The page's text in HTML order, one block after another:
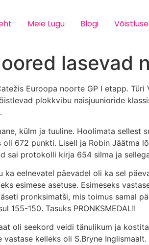
Meie Lugu Blogi
lasevad
Euroopa noorte GP I etapp.
plokkvibu naisjuunioride
külm ja tuuline. Hoolimata
oli 672 punkti. Lisell ja Robin Jäätma
sai protokolli kirja 654 silma ja
ka eelnevatel päevadel oli ka sel
esimese asetuse. Esimeseks
pronksimatši, mis toimus samal
155-150. Tasuks PRONKSMEDAL!!
oli seekord veidi tänulikum ja
vastase kelleks oli S.Bryne